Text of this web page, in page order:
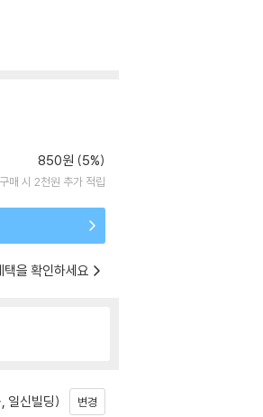
850원 (5%)
매 시 2천원 추가 적립
을 확인하세요
일신빌딩) 변경